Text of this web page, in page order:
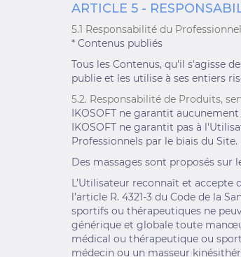
ARTICLE 5 -
5.1 Responsabilité du Professionnel
* Contenus publiés
Tous les Contenus, qu'il s'agisse
publie et les utilise à ses entiers
5.2. Responsabilité de Produits,
IKOSOFT ne garantit
IKOSOFT ne garantit pas à
Professionnels par le biais du Site.
Des massages sont proposés sur
L’Utilisateur reconnaît et
l’article R. 4321-3 du Code de la
sportifs ou thérapeutiques ne
générique et globale toute
médical ou thérapeutique ou
médecin ou un masseur